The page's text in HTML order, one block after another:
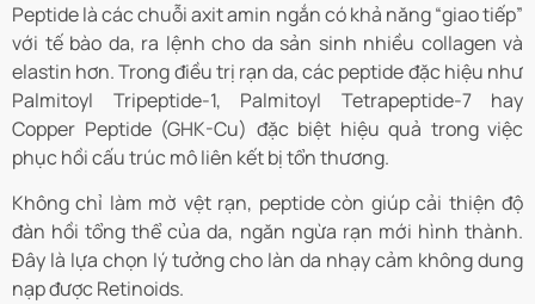
Peptide là các chuỗi axit amin ngắn có khả năng “giao tiếp”
với tế bào da, ra lệnh cho da sản sinh nhiều collagen và
elastin hơn. Trong điều trị rạn da, các peptide đặc hiệu như
Palmitoyl Tripeptide-1, Palmitoyl Tetrapeptide-7 hay
Copper Peptide (GHK-Cu) đặc biệt hiệu quả trong việc
phục hồi cấu trúc mô liên kết bị tổn thương.
Không chỉ làm mờ vệt rạn, peptide còn giúp cải thiện độ
đàn hồi tổng thể của da, ngăn ngừa rạn mới hình thành.
Đây là lựa chọn lý tưởng cho làn da nhạy cảm không dung
nạp được Retinoids.